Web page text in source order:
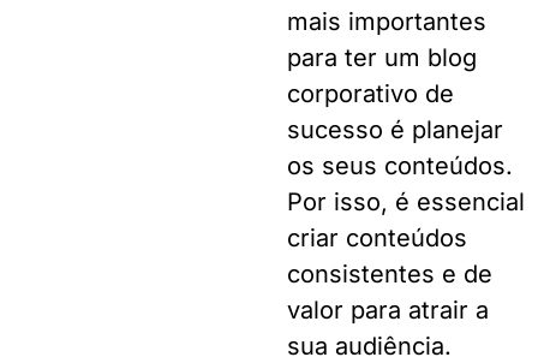
mais importantes
para ter um blog
corporativo de
sucesso é planejar
os seus conteúdos.
Por isso, é essencial
criar conteúdos
consistentes e de
valor para atrair a
sua audiência.